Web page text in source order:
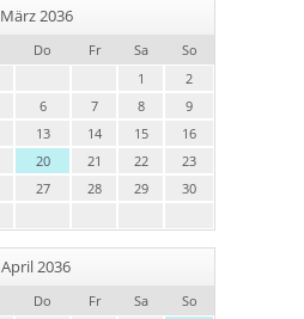
März 2036
Do Fr Sa
So
1
2
6 7 8
9
13 14 15
16
20 21 22
23
27 28 29
30
April 2036
Do Fr Sa
So